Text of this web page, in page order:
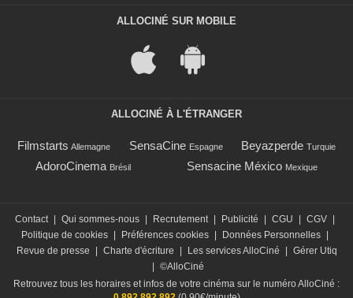
ALLOCINÉ SUR MOBILE
ALLOCINÉ À L'ÉTRANGER
Filmstarts Allemagne SensaCine Espagne Beyazperde Turquie
AdoroCinema Brésil Sensacine México Mexique
Contact | Qui sommes-nous | Recrutement | Publicité | CGU | CGV |
Politique de cookies | Préférences cookies | Données Personnelles |
Revue de presse
| Charte d'écriture | Les services AlloCiné | Gérer Utiq
| ©AlloCiné
Retrouvez tous les horaires et infos de votre cinéma sur le numéro AlloCiné :